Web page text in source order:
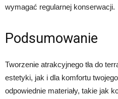
wymagać regularnej konserwacji.
Podsumowanie
Tworzenie atrakcyjnego tła do
estetyki, jak i dla komfortu
odpowiednie materiały, takie jak